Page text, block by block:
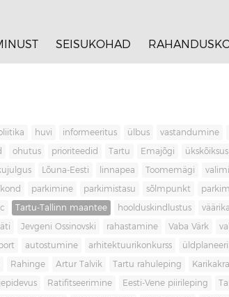
SEISUKOHAD
huvi informeeritus ülbus vastandumine
ohutus prioriteedid Tartu Emajõgi ükskõiksus
Lõuna-Eesti linnapea Toomemägi
parkimine parkimistasu sõlmpunkt
Tartu-Tallinn maantee hoolduskindlustus
Läti Jevgeni Ossinovski rahastamine Vaba Värk
autostumine arhitektuurikonkurss
Rahinge Artur Talvik Tartu rahuleping
Ratifitseerimine Eesti-Vene piirileping